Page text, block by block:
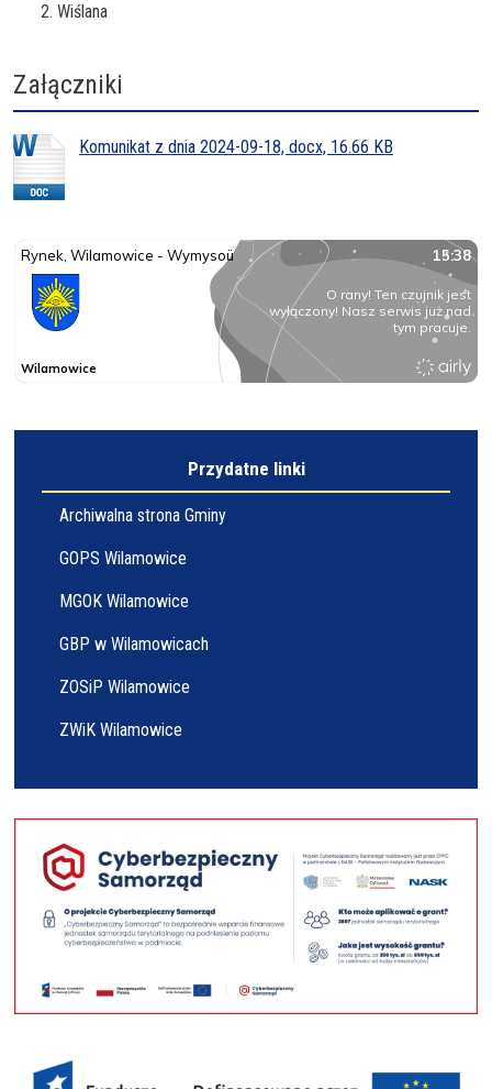
Wiślana
Załączniki
Komunikat z dnia 2024-09-18, docx, 16.66 KB
Przydatne linki
Archiwalna strona Gminy
GOPS Wilamowice
MGOK Wilamowice
GBP w Wilamowicach
ZOSiP Wilamowice
ZWiK Wilamowice